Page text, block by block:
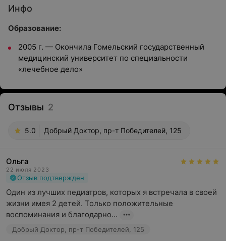
Инфо
Образование:
2005 г. — Окончила Гомельский государственный
медицинский университет по специальности
«лечебное дело»
Отзывы 2
5.0 Добрый Доктор, пр-т Победителей, 125
Ольга
22 июля 2023
Отзыв подтвержден
Один из лучших педиатров, которых я встречала в своей
жизни имея 2 детей. Только положительные
воспоминания и благодарно...
Добрый Доктор, пр-т Победителей, 125